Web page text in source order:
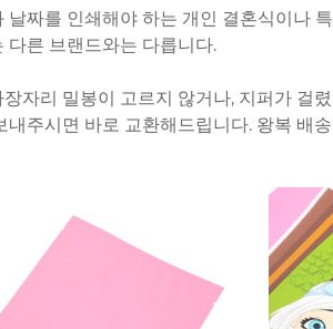
짜를 인쇄해야 하는 개인 결혼식이나
다른 브랜드와는 다릅니다.
자리 밀봉이 고르지 않거나, 지퍼가 걸
주시면 바로 교환해드립니다. 왕복 배